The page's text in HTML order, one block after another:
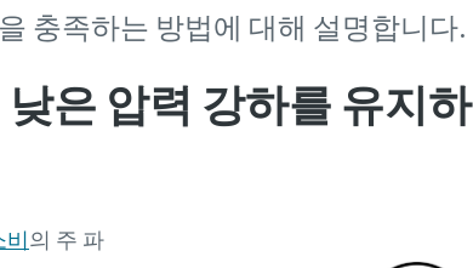
충족하는 방법에 대해 설명합니다.
은 압력 강하를 유지하
비의 주 파